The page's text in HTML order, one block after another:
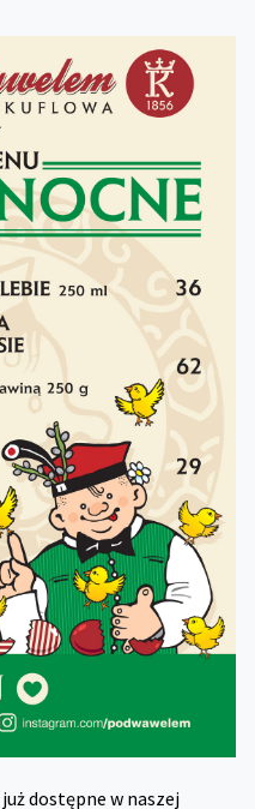
już dostępne w naszej